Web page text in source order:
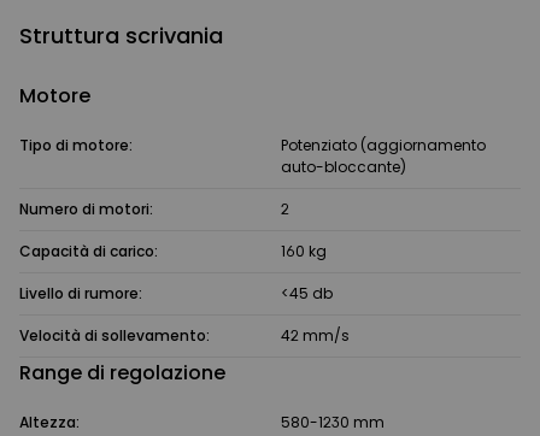
Struttura scrivania
Motore
Tipo di motore:
Potenziato (aggiornamento
auto-bloccante)
Numero di motori: 2
Capacità di carico: 160 kg
Livello di rumore: <45 db
Velocità di sollevamento: 42 mm/s
Range di regolazione
Altezza: 580-1230 mm